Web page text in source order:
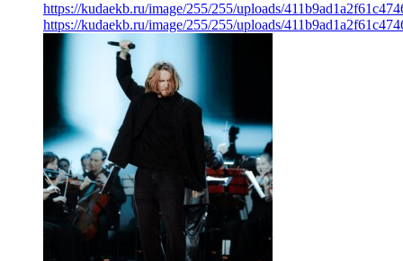
https://kudaekb.ru/image/255/255/uploads/
https://kudaekb.ru/image/255/255/uploads/